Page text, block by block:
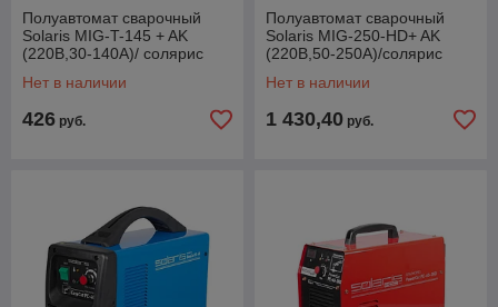
Полуавтомат сварочный
Solaris MIG-T-145 + AK
(220B,30-140A)/ солярис
Нет в наличии
426 руб.
Полуавтомат сварочный
Solaris MIG-250-HD+ AK
(220B,50-250A)/солярис
Нет в наличии
1 430,40 руб.